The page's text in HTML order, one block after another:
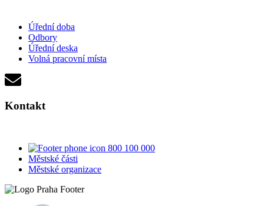
Úřední doba
Odbory
Úřední deska
Volná pracovní místa
Kontakt
800 100 000
Městské části
Městské organizace